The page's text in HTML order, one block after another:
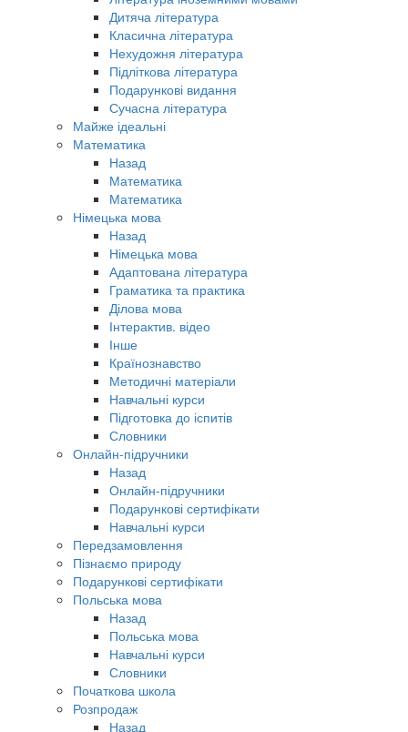
Дитяча література
Класична література
Нехудожня література
Підліткова література
Подарункові видання
Сучасна література
Майже ідеальні
Математика
Назад
Математика
Математика
Німецька мова
Назад
Німецька мова
Адаптована література
Граматика та практика
Ділова мова
Інтерактив. відео
Інше
Країнознавство
Методичні матеріали
Навчальні курси
Підготовка до іспитів
Словники
Онлайн-підручники
Назад
Онлайн-підручники
Подарункові сертифікати
Навчальні курси
Передзамовлення
Пізнаємо природу
Подарункові сертифікати
Польська мова
Назад
Польська мова
Навчальні курси
Словники
Початкова школа
Розпродаж
Назад